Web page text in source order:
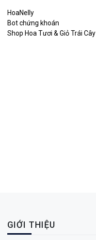
HoaNelly
Bot chứng khoán
Shop Hoa Tươi & Giỏ Trái Cây
GIỚI THIỆU